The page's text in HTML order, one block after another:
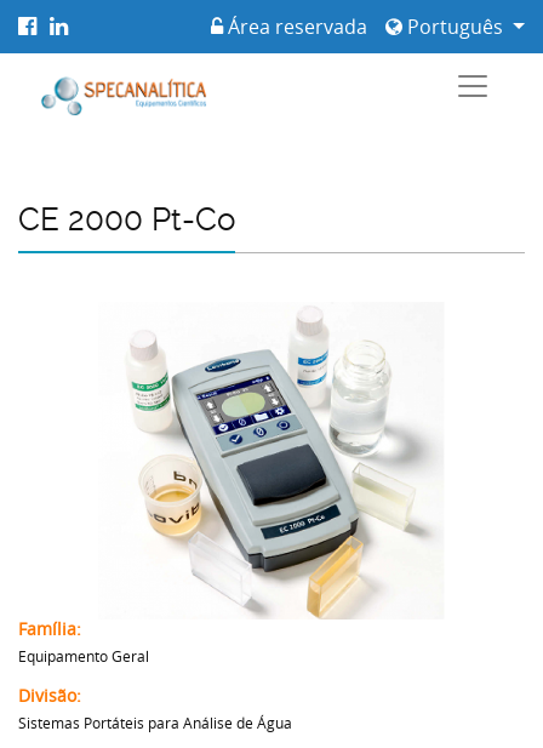
Português
Área reservada
CE 2000 Pt-Co
Família:
Equipamento Geral
Divisão:
Sistemas Portáteis para Análise de Água